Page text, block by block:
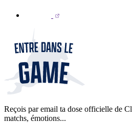
Reçois par email ta dose officielle de
matchs, émotions...